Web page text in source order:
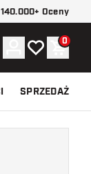
140.000+ Oceny
Konto
Moja listaKoszyk
0
SPRZEDAŻ